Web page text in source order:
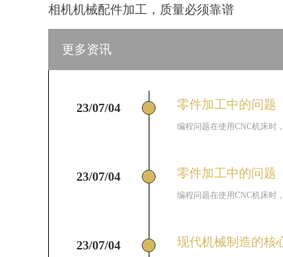
相机机械配件加工，质量必须靠谱
更多资讯
23/07/04 零件加工中的问题
编程问题在使用CNC机床时
23/07/04 零件加工中的问题
编程问题在使用CNC机床时
23/07/04 现代机械制造的核